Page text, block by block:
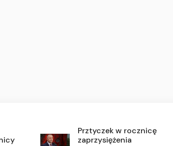
Prztyczek w rocznicę
zaprzysiężenia